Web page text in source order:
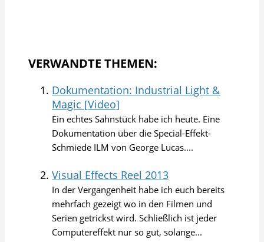
VERWANDTE THEMEN:
Dokumentation: Industrial Light &
Magic [Video]
Ein echtes Sahnstück habe ich heute. Eine
Dokumentation über die Special-Effekt-
Schmiede ILM von George Lucas....
Visual Effects Reel 2013
In der Vergangenheit habe ich euch bereits
mehrfach gezeigt wo in den Filmen und
Serien getrickst wird. Schließlich ist jeder
Computereffekt nur so gut, solange...